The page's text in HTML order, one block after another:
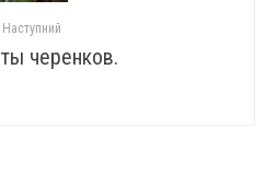
Наступний
черенков.